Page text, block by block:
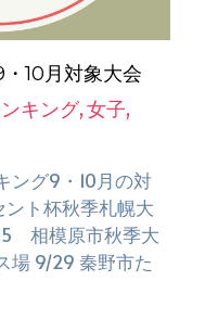
10月対象大会
キング,女子,
ング9・10月の対
ト杯秋季札幌大
相模原市秋季大
9/29 秦野市た